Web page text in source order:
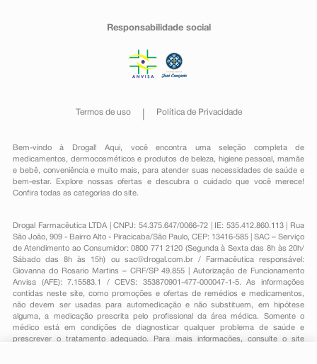
Responsabilidade social
Termos de uso Política de Privacidade
Bem-vindo à Drogal! Aqui, você encontra uma seleção completa de
medicamentos , dermocosméticos e produtos de beleza, higiene pessoal ,mamãe
e bebê, conveniênciae muito mais, para atender suas necessidades de saúde e
bem-estar. Explore nossas ofertas e descubra o cuidado que você merece!
Confira todas as categorias do site.
Drogal Farmacêutica LTDA | CNPJ: 54.375.647/0066-72 | IE: 535.412.860.113 | Rua
São João, 909 - Bairro Alto - Piracicaba/São Paulo, CEP: 13416-585 | SAC – Serviço
de Atendimento ao Consumidor: 0800 771 2120 (Segunda à Sexta das 8h às 20h/
Sábado das 8h às 15h) ou sac@drogal.com.br/ Farmacêutica responsável:
Giovanna do Rosario Martins – CRF/SP 49.855 | Autorização de Funcionamento
Anvisa (AFE): 7.15583.1 / CEVS: 353870901-477-000047-1-5. As informações
contidas neste site, como promoções e ofertas de remédios e medicamentos,
não devem ser usadas para automedicação e não substituem, em hipótese
alguma, a medicação prescrita pelo profissional da área médica. Somente o
médico está em condições de diagnosticar qualquer problema de saúde e
prescrever o tratamento adequado. Para mais informações, consulte o site